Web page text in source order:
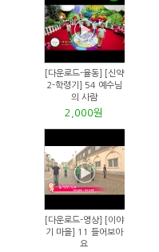
[다운로드-율동] [신약
2-학령기] 54 예수님
의 사람
2,000원
[다운로드-영상] [이야
기 마을] 11 들어보아
요